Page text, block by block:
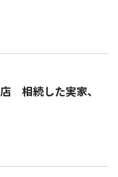
相続した実家、